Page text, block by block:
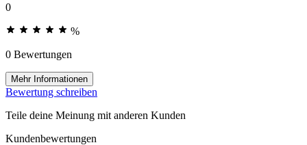
0
%
0 Bewertungen
Mehr Informationen
Bewertung schreiben
Teile deine Meinung mit anderen Kunden
Kundenbewertungen